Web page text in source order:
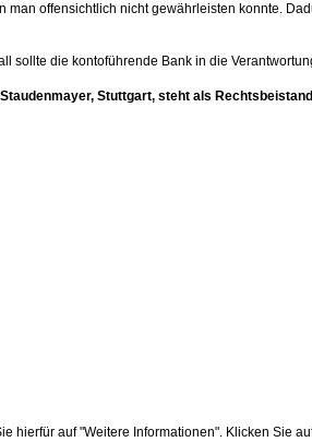
offensichtlich nicht gewährleisten konnte.
sollte die kontoführende Bank in die
Stuttgart, steht als
auf "Weitere Informationen". Klicken Sie